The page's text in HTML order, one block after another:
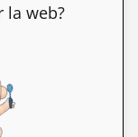
la web?